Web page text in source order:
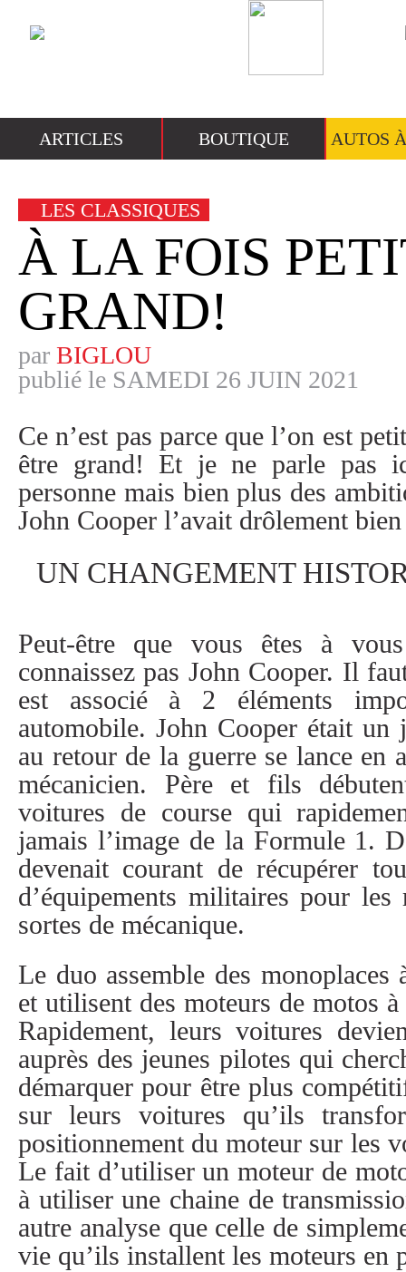
ARTICLES
Actualites
Les-Classiques
Les-Essentiels
Sur-La-Route
AUTOS À VENDRE
À PROPOS
CONTACT
INSCRIPTION
ARTICLES BOUTIQUE AUTOS
LES CLASSIQUES
À LA FOIS
GRAND!
par BIGLOU
publié le SAMEDI 26 JUIN 2021
Ce n’est pas parce que l’on est
être grand! Et je ne parle pas
personne mais bien plus des
John Cooper l’avait drôlement
UN CHANGEMENT
Peut-être que vous êtes à
connaissez pas John Cooper. Il
est associé à 2 éléments
automobile. John Cooper était un
au retour de la guerre se lance en
mécanicien. Père et fils
voitures de course qui
jamais l’image de la Formule 1.
devenait courant de récupérer
d’équipements militaires pour
sortes de mécanique.
Le duo assemble des monoplaces
et utilisent des moteurs de motos
Rapidement, leurs voitures
auprès des jeunes pilotes qui
démarquer pour être plus
sur leurs voitures qu’ils
positionnement du moteur sur les
Le fait d’utiliser un moteur de
à utiliser une chaine de
autre analyse que celle de
vie qu’ils installent les moteurs en